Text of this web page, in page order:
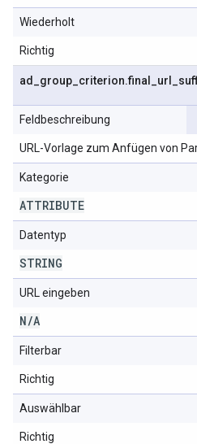
Wiederholt
Richtig
ad group criterion.final url
Feldbeschreibung
URL-Vorlage zum Anfügen von
Kategorie
ATTRIBUTE
Datentyp
STRING
URL eingeben
N/A
Filterbar
Richtig
Auswählbar
Richtig